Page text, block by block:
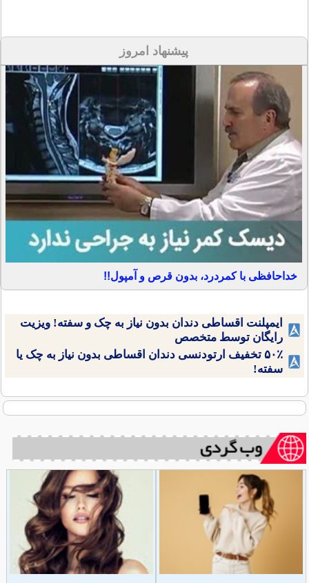
پیشنهاد امروز
خداحافظی با کمردرد، بدون قرص و آمپول!!
ایمپلنت اقساطی دندان بدون نیاز به چک و سفته! ویزیت
رایگان توسط متخصص
۵۰٪ تخفیف ارتودنسی دندان اقساطی بدون نیاز به چک یا
سفته!